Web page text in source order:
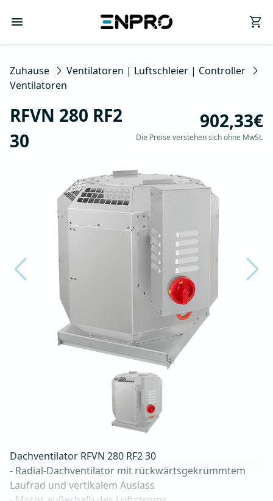
Zuhause
Ventilatoren | Luftschleier | Controller
Ventilatoren
RFVN 280 RF2
30
902,33€
Die Preise verstehen sich ohne MwSt.
Dachventilator RFVN 280 RF2 30
- Radial-Dachventilator mit rückwärtsgekrümmtem
Laufrad und vertikalem Auslass